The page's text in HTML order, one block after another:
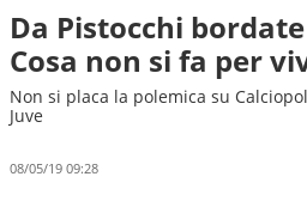
Da Pistocchi
Cosa non si fa per
Non si placa la polemica su
Juve
08/05/19 09:28